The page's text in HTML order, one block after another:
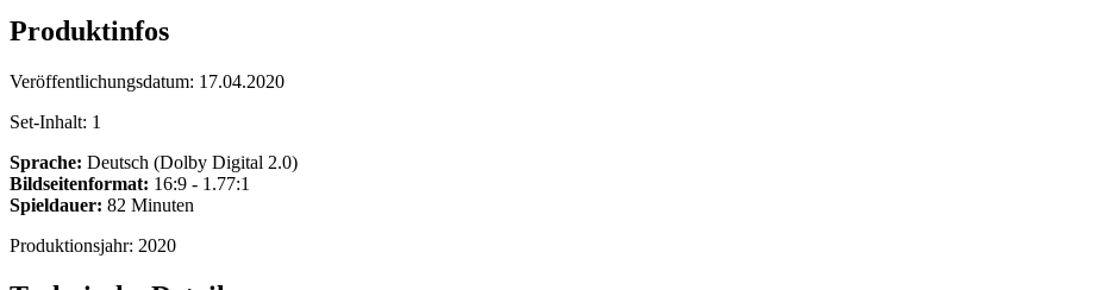
Produktinfos
Veröffentlichungsdatum: 17.04.2020
Set-Inhalt: 1
Sprache: Deutsch (Dolby Digital 2.0)
Bildseitenformat: 16:9 - 1.77:1
Spieldauer: 82 Minuten
Produktionsjahr: 2020